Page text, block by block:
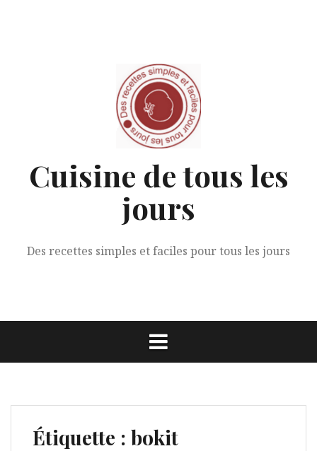
Cuisine de tous les
jours
Des recettes simples et faciles pour tous les jours
Étiquette : bokit